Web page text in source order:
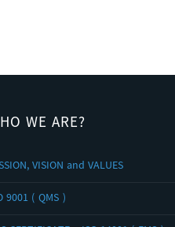
WE ARE?
VISION and VALUES
9001 ( QMS )